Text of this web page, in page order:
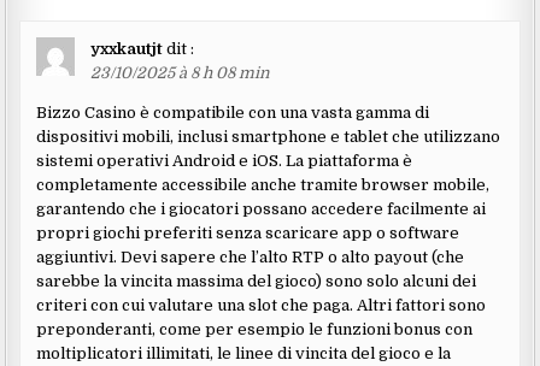
yxxkautjt dit :
23/10/2025 à 8 h 08 min
Bizzo Casino è compatibile con una vasta gamma di
dispositivi mobili, inclusi smartphone e tablet che utilizzano
sistemi operativi Android e iOS. La piattaforma è
completamente accessibile anche tramite browser mobile,
garantendo che i giocatori possano accedere facilmente ai
propri giochi preferiti senza scaricare app o software
aggiuntivi. Devi sapere che l’alto RTP o alto payout (che
sarebbe la vincita massima del gioco) sono solo alcuni dei
criteri con cui valutare una slot che paga. Altri fattori sono
preponderanti, come per esempio le funzioni bonus con
moltiplicatori illimitati, le linee di vincita del gioco e la